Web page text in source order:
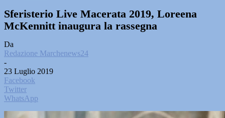
Sferisterio Live Macerata 2019, Loreena
McKennitt inaugura la rassegna
Da
Redazione Marchenews24
-
23 Luglio 2019
Facebook
Twitter
WhatsApp